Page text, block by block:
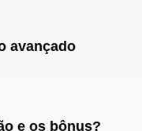
avançado
e os bônus?